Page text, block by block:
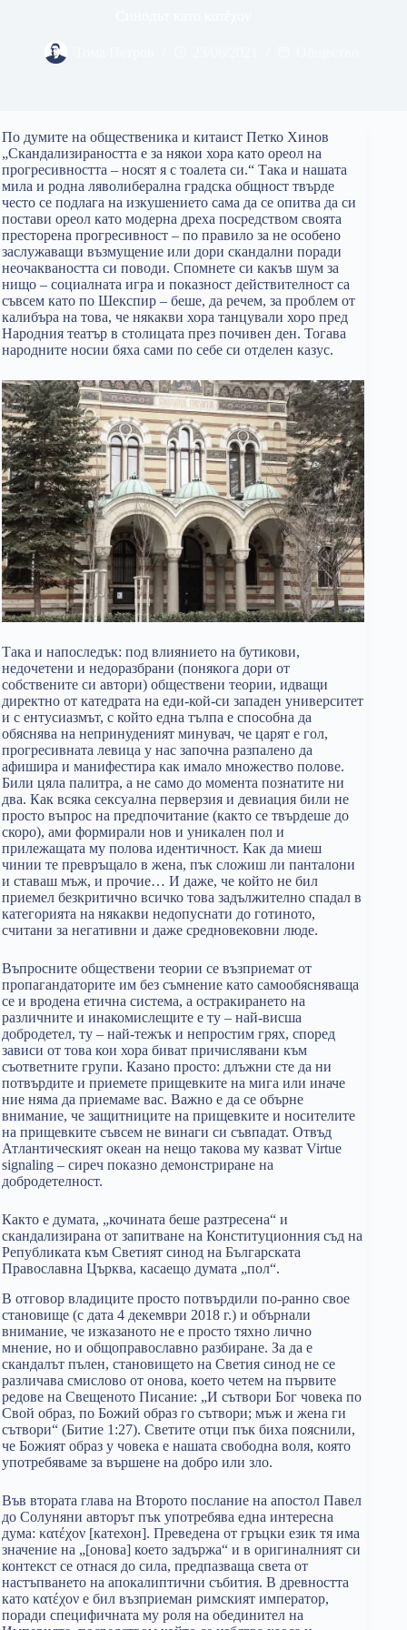
По думите на общественика и китаист Петко Хинов
„Скандализираността е за някои хора като ореол на
прогресивността – носят я с тоалета си.“ Така и нашата
мила и родна ляволиберална градска общност твърде
често се подлага на изкушението сама да се опитва да си
постави ореол като модерна дреха посредством своята
престорена прогресивност – по правило за не особено
заслужаващи възмущение или дори скандални поради
неочакваността си поводи. Спомнете си какъв шум за
нищо – социалната игра и показност действителност са
съвсем като по Шекспир – беше, да речем, за проблем от
калибъра на това, че някакви хора танцували хоро пред
Народния театър в столицата през почивен ден. Тогава
народните носии бяха сами по себе си отделен казус.
Така и напоследък: под влиянието на бутикови,
недочетени и недоразбрани (понякога дори от
собствените си автори) обществени теории, идващи
директно от катедрата на еди-кой-си западен университет
и с ентусиазмът, с който една тълпа е способна да
обяснява на непринуденият минувач, че царят е гол,
прогресивната левица у нас започна разпалено да
афишира и манифестира как имало множество полове.
Били цяла палитра, а не само до момента познатите ни
два. Как всяка сексуална перверзия и девиация били не
просто въпрос на предпочитание (както се твърдеше до
скоро), ами формирали нов и уникален пол и
прилежащата му полова идентичност. Как да миеш
чинии те превръщало в жена, пък сложиш ли панталони
и ставаш мъж, и прочие… И даже, че който не бил
приемел безкритично всичко това задължително спадал в
категорията на някакви недопуснати до готиното,
считани за негативни и даже средновековни люде.
Въпросните обществени теории се възприемат от
пропагандаторите им без съмнение като самообясняваща
се и вродена етична система, а остракирането на
различните и инакомислещите е ту – най-висша
добродетел, ту – най-тежък и непростим грях, според
зависи от това кои хора биват причислявани към
съответните групи. Казано просто: длъжни сте да ни
потвърдите и приемете прищевките на мига или иначе
ние няма да приемаме вас. Важно е да се обърне
внимание, че защитниците на прищевките и носителите
на прищевките съвсем не винаги си съвпадат. Отвъд
Атлантическият океан на нещо такова му казват Virtue
signaling – сиреч показно демонстриране на
добродетелност.
Както е думата, „кочината беше разтресена“ и
скандализирана от запитване на Конституционния съд на
Републиката към Светият синод на Българската
Православна Църква, касаещо думата „пол“.
В отговор владиците просто потвърдили по-ранно свое
становище (с дата 4 декември 2018 г.) и обърнали
внимание, че изказаното не е просто тяхно лично
мнение, но и общоправославно разбиране. За да е
скандалът пълен, становището на Светия синод не се
различава смислово от онова, което четем на първите
редове на Свещеното Писание: „И сътвори Бог човека по
Свой образ, по Божий образ го сътвори; мъж и жена ги
сътвори“ (Битие 1:27). Светите отци пък биха пояснили,
че Божият образ у човека е нашата свободна воля, която
употребяваме за вършене на добро или зло.
Във втората глава на Второто послание на апостол Павел
до Солуняни авторът пък употребява една интересна
дума: κατέχον [катехон]. Преведена от гръцки език тя има
значение на „[онова] което задържа“ и в оригиналният си
контекст се отнася до сила, предпазваща света от
настъпването на апокалиптични събития. В древността
като κατέχον е бил възприеман римският император,
поради специфичната му роля на обединител на